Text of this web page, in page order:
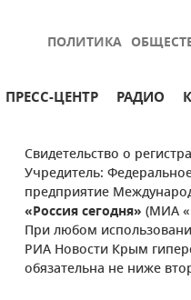
ПОЛИТИКА
ПРЕСС-ЦЕНТР РАДИО
Свидетельство о
Учредитель:
предприятие
«Россия сегодня» (МИА
При любом
РИА Новости Крым
обязательна не ниже